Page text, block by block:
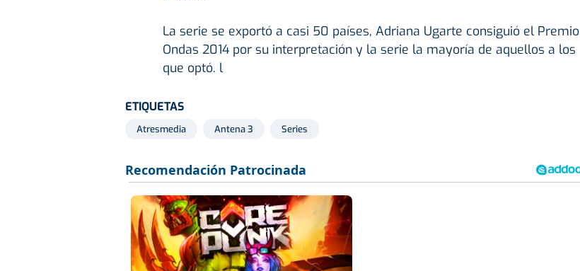
La serie se exportó a casi 50 países, Adriana Ugarte consiguió el Premio
Ondas 2014 por su interpretación y la serie la mayoría de aquellos a los
que optó. l
ETIQUETAS
Atresmedia Antena 3 Series